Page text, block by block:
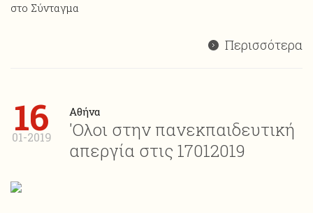
στο Σύνταγμα
Περισσότερα
16
01-2019
Αθήνα
'Ολοι στην πανεκπαιδευτική
απεργία στις 17012019